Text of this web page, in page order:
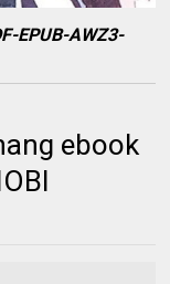
EPUB-AWZ3-
ebook